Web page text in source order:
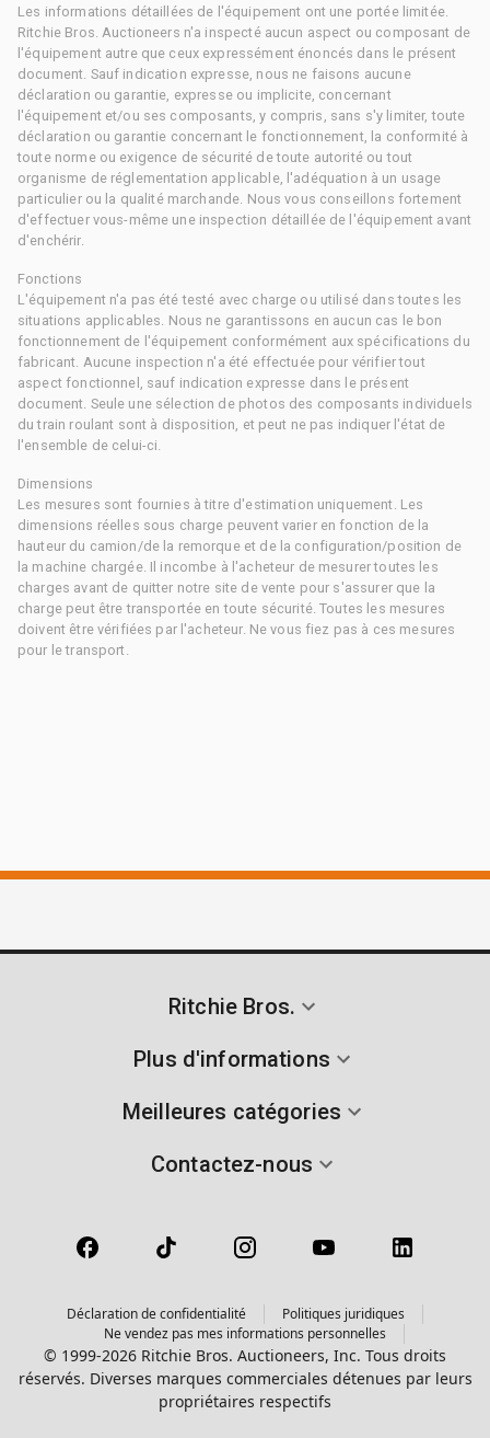
Les informations détaillées de l'équipement ont une portée limitée.
Ritchie Bros. Auctioneers n'a inspecté aucun aspect ou composant de
l'équipement autre que ceux expressément énoncés dans le présent
document. Sauf indication expresse, nous ne faisons aucune
déclaration ou garantie, expresse ou implicite, concernant
l'équipement et/ou ses composants, y compris, sans s'y limiter, toute
déclaration ou garantie concernant le fonctionnement, la conformité à
toute norme ou exigence de sécurité de toute autorité ou tout
organisme de réglementation applicable, l'adéquation à un usage
particulier ou la qualité marchande. Nous vous conseillons fortement
d'effectuer vous-même une inspection détaillée de l'équipement avant
d'enchérir.
Fonctions
L'équipement n'a pas été testé avec charge ou utilisé dans toutes les
situations applicables. Nous ne garantissons en aucun cas le bon
fonctionnement de l'équipement conformément aux spécifications du
fabricant. Aucune inspection n'a été effectuée pour vérifier tout
aspect fonctionnel, sauf indication expresse dans le présent
document. Seule une sélection de photos des composants individuels
du train roulant sont à disposition, et peut ne pas indiquer l'état de
l'ensemble de celui-ci.
Dimensions
Les mesures sont fournies à titre d'estimation uniquement. Les
dimensions réelles sous charge peuvent varier en fonction de la
hauteur du camion/de la remorque et de la configuration/position de
la machine chargée. Il incombe à l'acheteur de mesurer toutes les
charges avant de quitter notre site de vente pour s'assurer que la
charge peut être transportée en toute sécurité. Toutes les mesures
doivent être vérifiées par l'acheteur. Ne vous fiez pas à ces mesures
pour le transport.
Ritchie Bros.
Plus d'informations
Meilleures catégories
Contactez-nous
Déclaration de confidentialité
Politiques juridiques
Ne vendez pas mes informations personnelles
© 1999-2026 Ritchie Bros. Auctioneers, Inc. Tous droits
réservés. Diverses marques commerciales détenues par leurs
propriétaires respectifs